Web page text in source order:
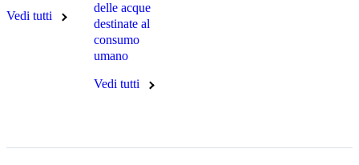
Vedi tutti
delle acque
destinate al
consumo
umano
Vedi tutti